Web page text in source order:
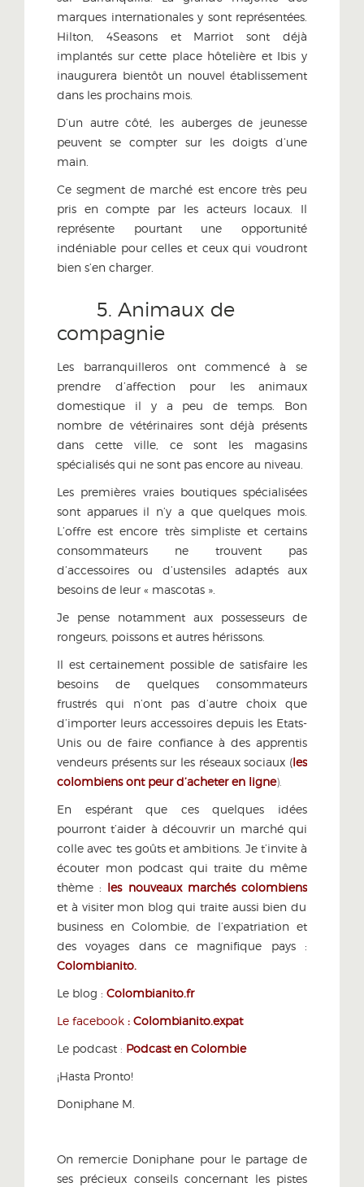
marques internationales y sont représentées.
Hilton, 4Seasons et Marriot sont déjà
implantés sur cette place hôtelière et Ibis y
inaugurera bientôt un nouvel établissement
dans les prochains mois.
D’un autre côté, les auberges de jeunesse
peuvent se compter sur les doigts d’une
main.
Ce segment de marché est encore très peu
pris en compte par les acteurs locaux. Il
représente pourtant une opportunité
indéniable pour celles et ceux qui voudront
bien s’en charger.
5. Animaux de
compagnie
Les barranquilleros ont commencé à se
prendre d’affection pour les animaux
domestique il y a peu de temps. Bon
nombre de vétérinaires sont déjà présents
dans cette ville, ce sont les magasins
spécialisés qui ne sont pas encore au niveau.
Les premières vraies boutiques spécialisées
sont apparues il n’y a que quelques mois.
L’offre est encore très simpliste et certains
consommateurs ne trouvent pas
d’accessoires ou d’ustensiles adaptés aux
besoins de leur « mascotas ».
Je pense notamment aux possesseurs de
rongeurs, poissons et autres hérissons.
Il est certainement possible de satisfaire les
besoins de quelques consommateurs
frustrés qui n’ont pas d’autre choix que
d’importer leurs accessoires depuis les Etats-
Unis ou de faire confiance à des apprentis
vendeurs présents sur les réseaux sociaux (les
colombiens ont peur d’acheter en ligne).
En espérant que ces quelques idées
pourront t’aider à découvrir un marché qui
colle avec tes goûts et ambitions. Je t’invite à
écouter mon podcast qui traite du même
thème : les nouveaux marchés colombiens
et à visiter mon blog qui traite aussi bien du
business en Colombie, de l’expatriation et
des voyages dans ce magnifique pays :
Colombianito.
Le blog : Colombianito.fr
Le facebook : Colombianito.expat
Le podcast : Podcast en Colombie
¡Hasta Pronto!
Doniphane M.
On remercie Doniphane pour le partage de
ses précieux conseils concernant les pistes